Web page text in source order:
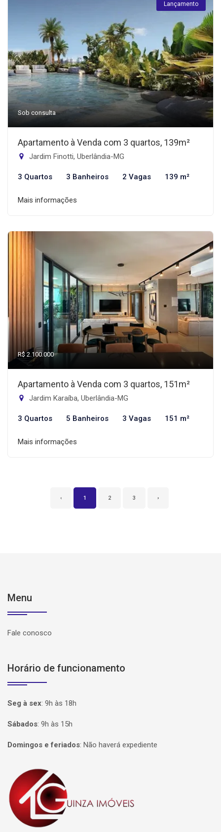
Lançamento
Sob consulta
Apartamento à Venda com 3 quartos, 139m²
Jardim Finotti, Uberlândia-MG
3 Quartos 3 Banheiros 2 Vagas 139 m²
Mais informações
R$ 2.100.000
Apartamento à Venda com 3 quartos, 151m²
Jardim Karaíba, Uberlândia-MG
3 Quartos 5 Banheiros 3 Vagas 151 m²
Mais informações
‹ 1 2 3 ›
Menu
Fale conosco
Horário de funcionamento
Seg à sex: 9h às 18h
Sábados: 9h às 15h
Domingos e feriados: Não haverá expediente
Página inicial